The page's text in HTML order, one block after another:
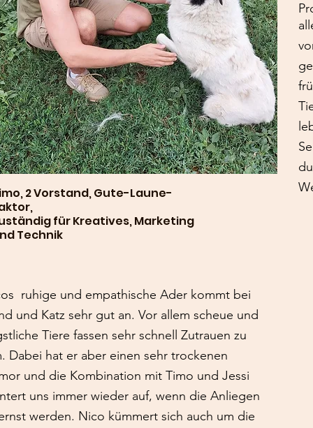
2 Vorstand, Gute-Laune-
für Kreatives, Marketing
Technik
ruhige und empathische Ader kommt bei
und Katz sehr gut an. Vor allem scheue und
Tiere fassen sehr schnell Zutrauen zu
Dabei hat er aber einen sehr trockenen
und die Kombination mit Timo und Jessi
uns immer wieder auf, wenn die Anliegen
werden. Nico kümmert sich auch um die